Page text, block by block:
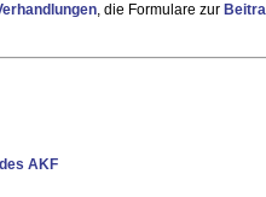
, die Formulare zur
AKF